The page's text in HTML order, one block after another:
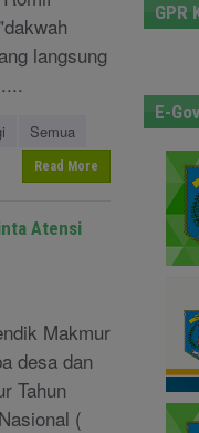
langsung
Semua
Read More
Atensi
Makmur
desa dan
Tahun
(
GPR
E-